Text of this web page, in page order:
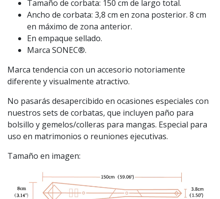
Tamaño de corbata: 150 cm de largo total.
Ancho de corbata: 3,8 cm en zona posterior. 8 cm
en máximo de zona anterior.
En empaque sellado.
Marca SONEC®.
Marca tendencia con un accesorio notoriamente
diferente y visualmente atractivo.
No pasarás desapercibido en ocasiones especiales con
nuestros sets de corbatas, que incluyen paño para
bolsillo y gemelos/colleras para mangas. Especial para
uso en matrimonios o reuniones ejecutivas.
Tamaño en imagen: